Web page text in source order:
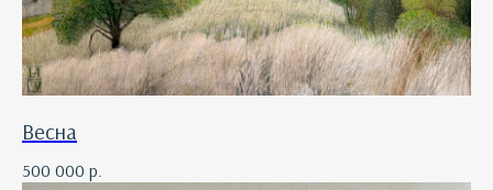
Весна
500 000 р.